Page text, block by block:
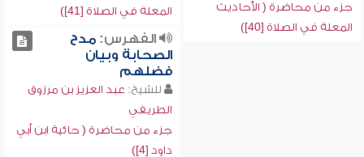
جزء من محاضرة ( الأحاديث
المعلة في الصلاة [40])
المعلة في الصلاة [41])
الفهرس:مدح
الصحابة وبيان
فضلهم
للشيخ: عبد العزيز بن مرزوق
الطريفي
جزء من محاضرة ( حائية ابن أبي
داود [4])